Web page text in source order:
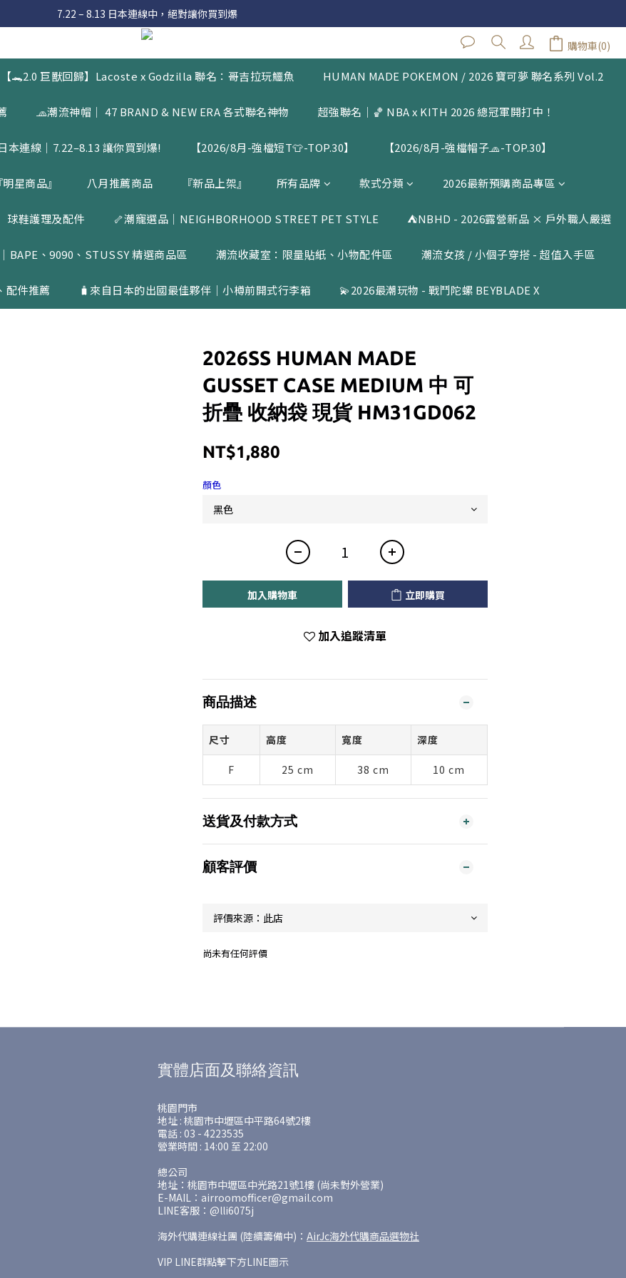
8月滿額送購物金 - 滿 $2000 送 $60 / 滿 $4000 送 $300 / 滿 $10000 送 $1500
7.22 – 8.13 日本連線中，絕對讓你買到爆
會員享有 $50購物金  |  消費滿$5000即可免運  |  會員好康制度請詳閱公告
8月滿額送購物金 - 滿 $2000 送 $60 / 滿 $4000 送 $300 / 滿 $10000 送 $1500
購物車(0)
【🐊2.0 巨獸回歸】Lacoste x Godzilla 聯名：哥吉拉玩鱷魚 HUMAN MADE POKEMON / 2026 寶可夢 聯名系列 Vol.2
🧢潮流神帽｜ 47 BRAND & NEW ERA 各式聯名神物 超強聯名｜🏀 NBA x KITH 2026 總冠軍開打中！
本連線｜7.22–8.13 讓你買到爆! 【2026/8月-強檔短T👕-TOP.30】 【2026/8月-強檔帽子🧢-TOP.30】
星商品』 八月推薦商品 『新品上架』 所有品牌 款式分類 2026最新預購商品專區
球鞋護理及配件 🦴潮寵選品｜NEIGHBORHOOD STREET PET STYLE ⛺️NBHD - 2026露營新品 × 戶外職人嚴選
BAPE、9090、STUSSY 精選商品區 潮流收藏室：限量貼紙、小物配件區 潮流女孩 / 小個子穿搭 - 超值入手區
配件推薦 🧳來自日本的出國最佳夥伴｜小樽前開式行李箱 💫2026最潮玩物 - 戰鬥陀螺 BEYBLADE X
2026SS HUMAN MADE
GUSSET CASE MEDIUM 中 可
折疊 收納袋 現貨 HM31GD062
NT$1,880
顏色
加入購物車 立即購買
加入追蹤清單
商品描述
尺寸 高度 寬度 深度
F 25 cm 38 cm 10 cm
送貨及付款方式
顧客評價
尚未有任何評價
立即購買
實體店面及聯絡資訊
桃園門市
地址 : 桃園市中壢區中平路64號2樓
電話 : 03 - 4223535
營業時間 : 14:00 至 22:00
總公司
地址：桃園市中壢區中光路21號1樓 (尚未對外營業)
E-MAIL：airroomofficer@gmail.com
LINE客服：@lli6075j
海外代購連線社團 (陸續籌備中)： AirJc海外代購商品選物社
VIP LINE群點擊下方LINE圖示